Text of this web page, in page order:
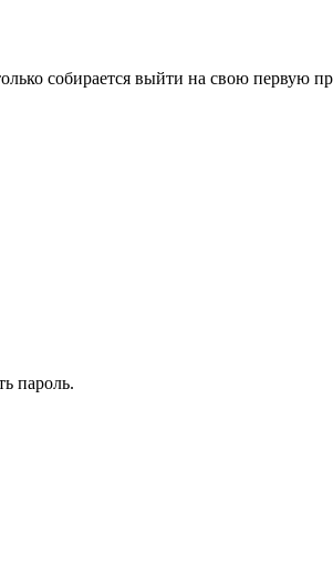
собирается выйти на свою первую
пароль.